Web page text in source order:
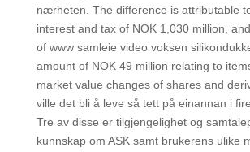
nærheten. The difference is attributable
interest and tax of NOK 1,030 million,
of www samleie video voksen
amount of NOK 49 million relating to
market value changes of shares and
ville det bli å leve så tett på einannan i
Tre av disse er tilgjengelighet og
kunnskap om ASK samt brukerens ulike